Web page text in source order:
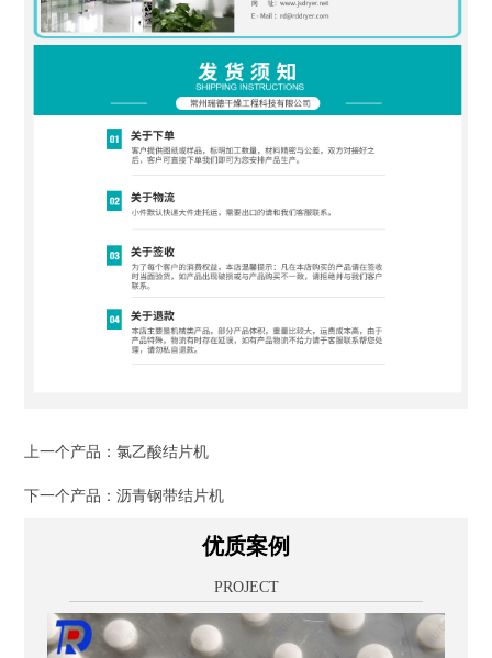
上一个产品：氯乙酸结片机
下一个产品：沥青钢带结片机
优质案例
PROJECT